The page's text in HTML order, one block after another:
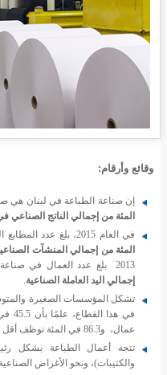
وقائع وأرقام:
إن صناعة الطباعة في لبنان هي
المئة من إجمالي الناتج الصناعي في
في العام 2015، بلغ عدد المطابع العاملة في هذا القطاع
المئة من إجمالي المنشآت
2013 بلغ عدد العمال في صناعة الطباعة 3,693 عاملاً
إجمالي اليد العاملة الصناعية.
تشكل المؤسسات الصغيرة
عمال، و86.3 في المئة توظف أقل من 35 عاملاً.
تتجه أعمال الطباعة بشكل
والكتيبات)، ونحو الأغراض